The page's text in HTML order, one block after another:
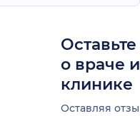
о враче
клинике
Оставляя